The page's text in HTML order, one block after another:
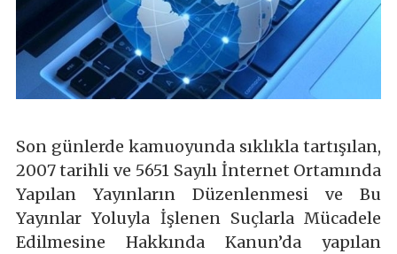
Son günlerde kamuoyunda sıklıkla tartışılan,
2007 tarihli ve 5651 Sayılı İnternet Ortamında
Yapılan Yayınların Düzenlenmesi ve Bu
Yayınlar Yoluyla İşlenen Suçlarla Mücadele
Edilmesine Hakkında Kanun’da yapılan